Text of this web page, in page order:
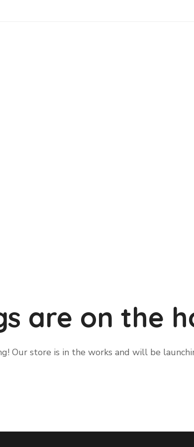
are on the
Our store is in the works and will be